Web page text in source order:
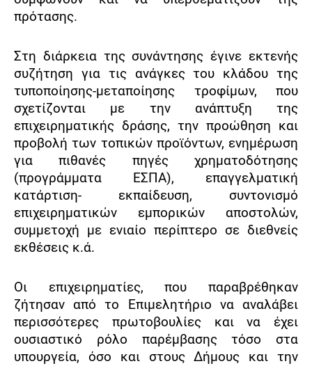
πρότασης.
Στη διάρκεια της συνάντησης έγινε εκτενής
συζήτηση για τις ανάγκες του κλάδου της
τυποποίησης-μεταποίησης τροφίμων, που
σχετίζονται με την ανάπτυξη της
επιχειρηματικής δράσης, την προώθηση και
προβολή των τοπικών προϊόντων, ενημέρωση
για πιθανές πηγές χρηματοδότησης
(προγράμματα ΕΣΠΑ), επαγγελματική
κατάρτιση- εκπαίδευση, συντονισμό
επιχειρηματικών εμπορικών αποστολών,
συμμετοχή με ενιαίο περίπτερο σε διεθνείς
εκθέσεις κ.ά.
Οι επιχειρηματίες, που παραβρέθηκαν
ζήτησαν από το Επιμελητήριο να αναλάβει
περισσότερες πρωτοβουλίες και να έχει
ουσιαστικό ρόλο παρέμβασης τόσο στα
υπουργεία, όσο και στους Δήμους και την